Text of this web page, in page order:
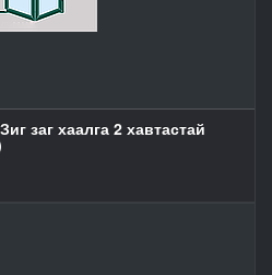
заг хаалга 2 хавтастай